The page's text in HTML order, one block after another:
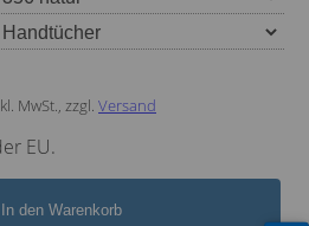
MwSt., zzgl. Versand
EU.
In den Warenkorb